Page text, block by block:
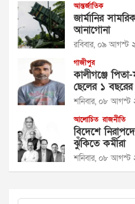
আন্তর্জাতিক
জার্মানির
আনাগোনা
রবিবার, ০৯ আগস্ট
গাজীপুর
কালীগঞ্জে
ছেলের ১ বছরের
শনিবার, ০৮ আগস্ট
আলোচিত রাজনীতি
বিদেশে
ঝুঁকিতে কর্মীরা
শনিবার, ০৮ আগস্ট